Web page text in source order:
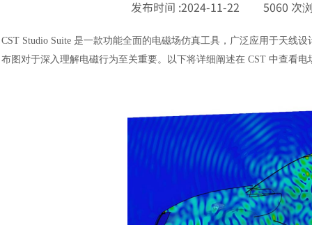
发布时间 :2024-11-22 5060 次
CST Studio Suite 是一款功能全面的电磁场仿真工具，广泛应用于天线
布图对于深入理解电磁行为至关重要。以下将详细阐述在 CST 中查看电